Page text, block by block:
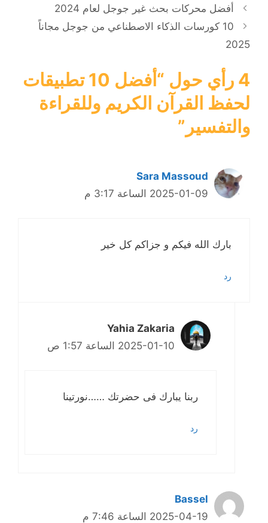
أفضل محركات بحث غير جوجل لعام 2024
10 كورسات الذكاء الاصطناعي من جوجل مجاناً
2025
4 رأي حول “أفضل 10 تطبيقات
لحفظ القرآن الكريم وللقراءة
والتفسير”
Sara Massoud
2025-01-09 الساعة 3:17 م
بارك الله فيكم و جزاكم كل خير
رد
Yahia Zakaria
2025-01-10 الساعة 1:57 ص
ربنا يبارك فى حضرتك ……نورتينا
رد
Bassel
2025-04-19 الساعة 7:46 م